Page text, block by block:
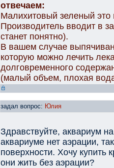
отвечаем:
Малихитовый зеленый это
Производитель вводит в
станет понятно).
В вашем случае
которую можно лечить
долговременного
(малый объем, плохая
задал вопрос: Юлия
Здравствуйте, аквариум
аквариуме нет аэрации,
поверхности. Хочу купить
они жить без аэрации?